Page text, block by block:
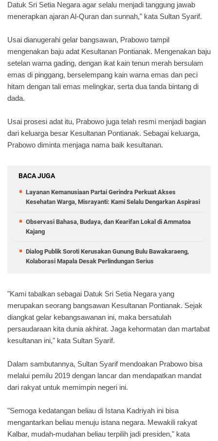
Datuk Sri Setia Negara agar selalu menjadi tanggung jawab
menerapkan ajaran Al-Quran dan sunnah," kata Sultan Syarif.
Usai dianugerahi gelar bangsawan, Prabowo tampil
mengenakan baju adat Kesultanan Pontianak. Mengenakan baju
setelan warna gading, dengan ikat kain tenun merah bersulam
emas di pinggang, berselempang kain warna emas dan peci
hitam dengan tali emas melingkar, serta dua tanda bintang di
dada.
Usai prosesi adat itu, Prabowo juga telah resmi menjadi bagian
dari keluarga besar Kesultanan Pontianak. Sebagai keluarga,
Prabowo diminta menjaga nama baik kesultanan.
BACA JUGA
Layanan Kemanusiaan Partai Gerindra Perkuat Akses
Kesehatan Warga, Misrayanti: Kami Selalu Dengarkan Aspirasi
Observasi Bahasa, Budaya, dan Kearifan Lokal di Ammatoa
Kajang
Dialog Publik Soroti Kerusakan Gunung Bulu Bawakaraeng,
Kolaborasi Mapala Desak Perlindungan Serius
"Kami tabalkan sebagai Datuk Sri Setia Negara yang
merupakan seorang bangsawan Kesultanan Pontianak. Sejak
diangkat gelar kebangsawanan ini, maka bersatulah
persaudaraan kita dunia akhirat. Jaga kehormatan dan martabat
kesultanan ini," kata Sultan Syarif.
Dalam sambutannya, Sultan Syarif mendoakan Prabowo bisa
melalui pemilu 2019 dengan lancar dan mendapatkan mandat
dari rakyat untuk memimpin negeri ini.
"Semoga kedatangan beliau di Istana Kadriyah ini bisa
mengantarkan beliau menuju istana negara. Mewakili rakyat
Kalbar, mudah-mudahan beliau terpilih jadi presiden," kata